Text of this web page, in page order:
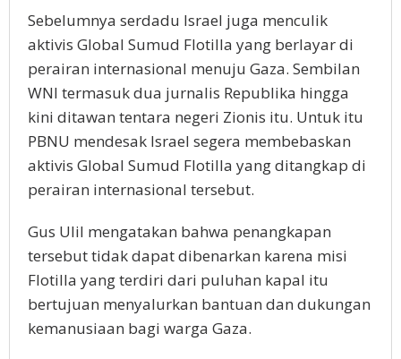
Sebelumnya serdadu Israel juga menculik
aktivis Global Sumud Flotilla yang berlayar di
perairan internasional menuju Gaza. Sembilan
WNI termasuk dua jurnalis Republika hingga
kini ditawan tentara negeri Zionis itu. Untuk itu
PBNU mendesak Israel segera membebaskan
aktivis Global Sumud Flotilla yang ditangkap di
perairan internasional tersebut.
Gus Ulil mengatakan bahwa penangkapan
tersebut tidak dapat dibenarkan karena misi
Flotilla yang terdiri dari puluhan kapal itu
bertujuan menyalurkan bantuan dan dukungan
kemanusiaan bagi warga Gaza.